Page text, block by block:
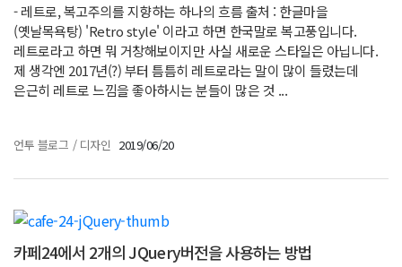
- 레트로, 복고주의를 지향하는 하나의 흐름 출처 : 한글마을
(옛날목욕탕) 'Retro style' 이라고 하면 한국말로 복고풍입니다.
레트로라고 하면 뭐 거창해보이지만 사실 새로운 스타일은 아닙니다.
제 생각엔 2017년(?) 부터 틈틈히 레트로라는 말이 많이 들렸는데
은근히 레트로 느낌을 좋아하시는 분들이 많은 것 ...
언투 블로그 / 디자인 2019/06/20
카페24에서 2개의 JQuery버전을 사용하는 방법